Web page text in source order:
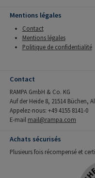
Mentions légales
Contact
Mentions légales
Politique de confidentialité
Contact
RAMPA GmbH & Co. KG
Auf der Heide 8, 21514 Büchen,
Appelez-nous: +49 4155 8141-0
E-mail mail@rampa.com
Achats sécurisés
Plusieurs fois récompensé et